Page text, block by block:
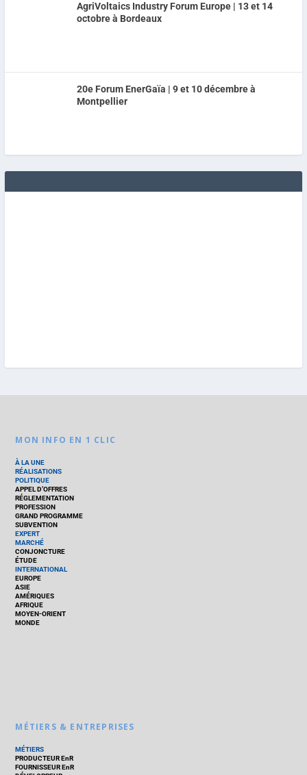
AgriVoltaics Industry Forum Europe | 13 et 14
octobre à Bordeaux
20e Forum EnerGaïa | 9 et 10 décembre à
Montpellier
MON INFO EN 1 CLIC
À LA UNE
RÉALISATIONS
POLITIQUE
APPEL D’OFFRES
RÉGLEMENTATION
PROFESSION
GRAND PROGRAMME
SUBVENTION
EXPERT
MARCHÉ
CONJONCTURE
ÉTUDE
INTERNATIONAL
EUROPE
ASIE
AMÉRIQUES
AFRIQUE
MOYEN-ORIENT
MONDE
MÉTIERS & ENTREPRISES
MÉTIERS
PRODUCTEUR EnR
FOURNISSEUR EnR